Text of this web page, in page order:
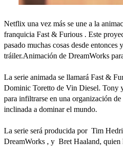
Netflix una vez más se une a la
franquicia Fast & Furious . Este
pasado muchas cosas desde
tráiler.Animación de DreamWorks
La serie animada se llamará Fast &
Dominic Toretto de Vin Diesel. Tony
para infiltrarse en una organización
inclinada a dominar el mundo.
La serie será producida por Tim
DreamWorks , y Bret Haaland,